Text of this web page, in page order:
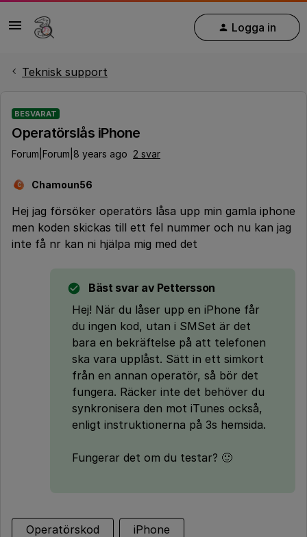
Logga in
Teknisk support
BESVARAT
Operatörslås iPhone
Forum|Forum|8 years ago 2 svar
C Chamoun56
Hej jag försöker operatörs låsa upp min gamla iphone
men koden skickas till ett fel nummer och nu kan jag
inte få nr kan ni hjälpa mig med det
Bäst svar av Pettersson
Hej! När du låser upp en iPhone får
du ingen kod, utan i SMSet är det
bara en bekräftelse på att telefonen
ska vara upplåst. Sätt in ett simkort
från en annan operatör, så bör det
fungera. Räcker inte det behöver du
synkronisera den mot iTunes också,
enligt instruktionerna på 3s hemsida.
Fungerar det om du testar? 🙂
Operatörskod iPhone